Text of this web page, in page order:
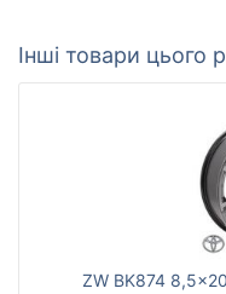
Інші товари цього
ZW BK874